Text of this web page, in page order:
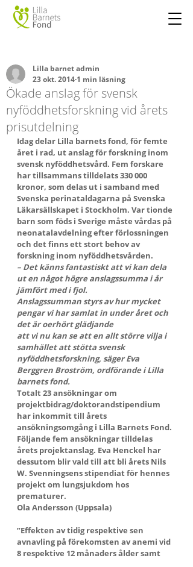
Ökade anslag för svensk
nyföddhetsforskning vid årets
prisutdelning
Lilla barnet admin
23 okt. 2014 1 min läsning
Idag delar Lilla barnets fond, för femte
året i rad, ut anslag för forskning inom
svensk nyföddhetsvård. Fem forskare
har tillsammans tilldelats 330 000
kronor, som delas ut i samband med
Svenska perinataldagarna på Svenska
Läkarsällskapet i Stockholm. Var tionde
barn som föds i Sverige måste vårdas på
neonatalavdelning efter förlossningen
och det finns ett stort behov av
forskning inom nyföddhetsvården.
– Det känns fantastiskt att vi kan dela
ut en något högre anslagssumma i år
jämfört med i fjol.
Anslagssumman styrs av hur mycket
pengar vi har samlat in under året och
det är oerhört glädjande
att vi nu kan se att en allt större vilja i
samhället att stötta svensk
nyföddhetsforskning, säger Eva
Berggren Broström, ordförande i Lilla
barnets fond.
Totalt 23 ansökningar om
projektbidrag/doktorandstipendium
har inkommit till årets
ansökningsomgång i Lilla Barnets Fond.
Följande fem ansökningar tilldelas
årets projektanslag. Eva Henckel har
dessutom blir vald till att bli årets Nils
W. Svenningsens stipendiat för hennes
projekt om lungsjukdom hos
prematurer.
Ola Andersson (Uppsala)
”Effekten av tidig respektive sen
avnavling på förekomsten av anemi vid
8 respektive 12 månaders ålder samt